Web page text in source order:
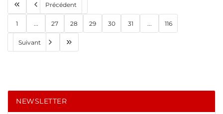
Précédent
1 ... 27 28 29 30 31 ... 116
Suivant
NEWSLETTER